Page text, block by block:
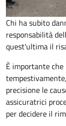
Chi ha subito
responsabilità
quest'ultima il
È importante
precisione le
assicuratrici
per decidere il